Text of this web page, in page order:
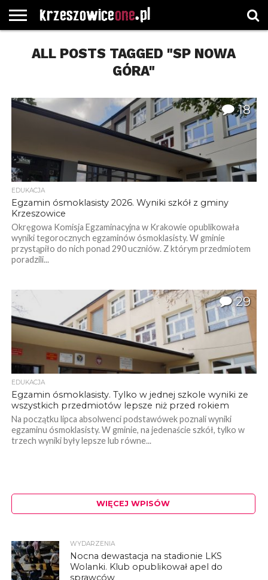
GŁÓWNA
WYBORY
SAMORZĄDOWE
WYBIERZ
KATEGORIE
ROZKŁADY
JAZDY
GREGORCZYK
WATCH
KONTAKT
ALL POSTS TAGGED "SP NOWA
GÓRA"
18
EDUKACJA
Egzamin ósmoklasisty 2026. Wyniki szkół z gminy
Krzeszowice
Okręgowa Komisja Egzaminacyjna w Krakowie opublikowała
wyniki tegorocznych egzaminów ósmoklasisty. W gminie
przystąpiło do nich ponad 290 uczniów. Z którym przedmiotem
poradzili...
29
EDUKACJA
Egzamin ósmoklasisty. Tylko w jednej szkole wyniki ze
wszystkich przedmiotów lepsze niż przed rokiem
Na początku lipca absolwenci podstawówek poznali wyniki
egzaminu ósmoklasisty. W gminie, na jedenaście szkół, tylko w
trzech wyniki były lepsze lub równe...
WIĘCEJ WPISÓW
WYDARZENIA
Nocna dewastacja na stadionie LKS
Wolanki. Klub opublikował apel do
sprawców